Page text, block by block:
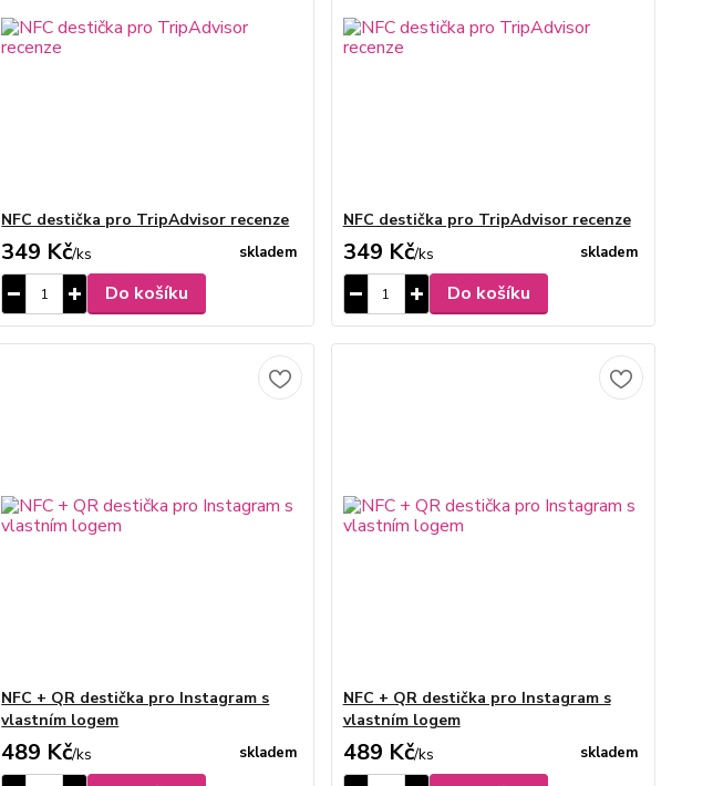
NFC destička pro TripAdvisor recenze
349 Kč/ks skladem
Do košíku
NFC destička pro TripAdvisor recenze
349 Kč/ks skladem
Do košíku
NFC + QR destička pro Instagram s
vlastním logem
489 Kč/ks skladem
NFC + QR destička pro Instagram s
vlastním logem
489 Kč/ks skladem